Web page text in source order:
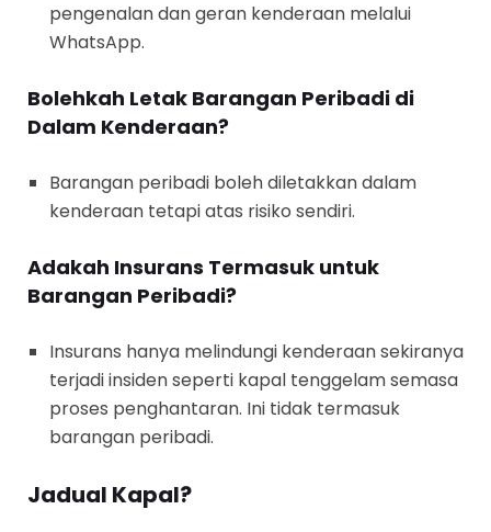
pengenalan dan geran kenderaan melalui
WhatsApp.
Bolehkah Letak Barangan Peribadi di
Dalam Kenderaan?
Barangan peribadi boleh diletakkan dalam
kenderaan tetapi atas risiko sendiri.
Adakah Insurans Termasuk untuk
Barangan Peribadi?
Insurans hanya melindungi kenderaan sekiranya
terjadi insiden seperti kapal tenggelam semasa
proses penghantaran. Ini tidak termasuk
barangan peribadi.
Jadual Kapal?